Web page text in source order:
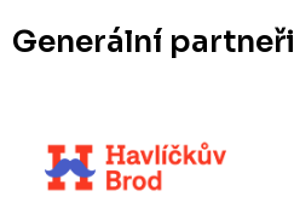
Generální partneři